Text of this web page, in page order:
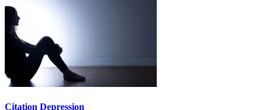
Citation Depression